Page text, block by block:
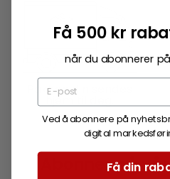
Pakken din sendes
hjem til deg.
Abonner på
Få 500 kr
når du abonnerer
Ved å abonnere på
digital
Få din